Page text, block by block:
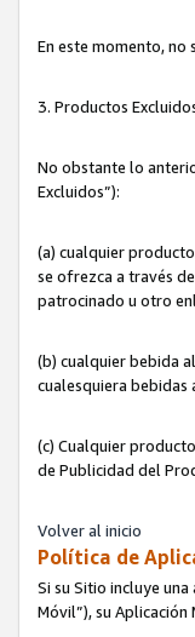
En este momento, no
3. Productos
No obstante lo
Excluidos”):
(a) cualquier
se ofrezca a través
patrocinado u otro
(b) cualquier bebida
cualesquiera bebidas
(c) Cualquier
de Publicidad del
Volver al inicio
Política de
Si su Sitio incluye
Móvil”), su Aplicación